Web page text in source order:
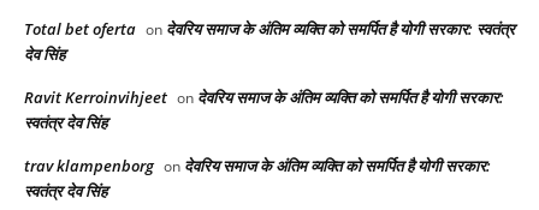
Total bet oferta on देवरिय समाज के अंतिम व्यक्ति को समर्पित है योगी सरकार: स्वतंत्र
देव सिंह
Ravit Kerroinvihjeet on देवरिय समाज के अंतिम व्यक्ति को समर्पित है योगी सरकार:
स्वतंत्र देव सिंह
trav klampenborg on देवरिय समाज के अंतिम व्यक्ति को समर्पित है योगी सरकार:
स्वतंत्र देव सिंह